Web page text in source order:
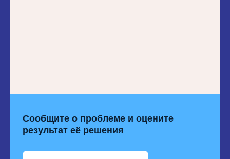
Сообщите о проблеме и оцените
результат её решения